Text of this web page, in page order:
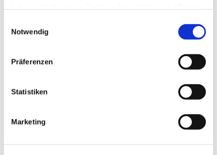
Notwendig
Präferenzen
Statistiken
Marketing
© Sonja Eisenberg
60326 Frankfurt am Main